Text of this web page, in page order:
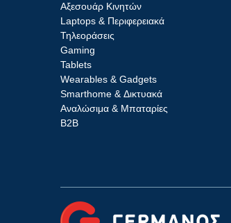
Αξεσουάρ Κινητών
Laptops & Περιφερειακά
Τηλεοράσεις
Gaming
Tablets
Wearables & Gadgets
Smarthome & Δικτυακά
Aναλώσιμα & Μπαταρίες
Β2B